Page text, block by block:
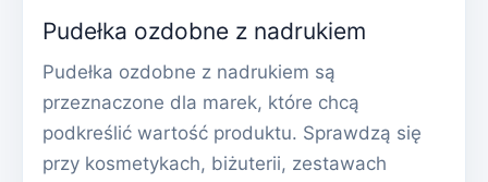
Pudełka ozdobne z nadrukiem
Pudełka ozdobne z nadrukiem są
przeznaczone dla marek, które chcą
podkreślić wartość produktu. Sprawdzą się
przy kosmetykach, biżuterii, zestawach